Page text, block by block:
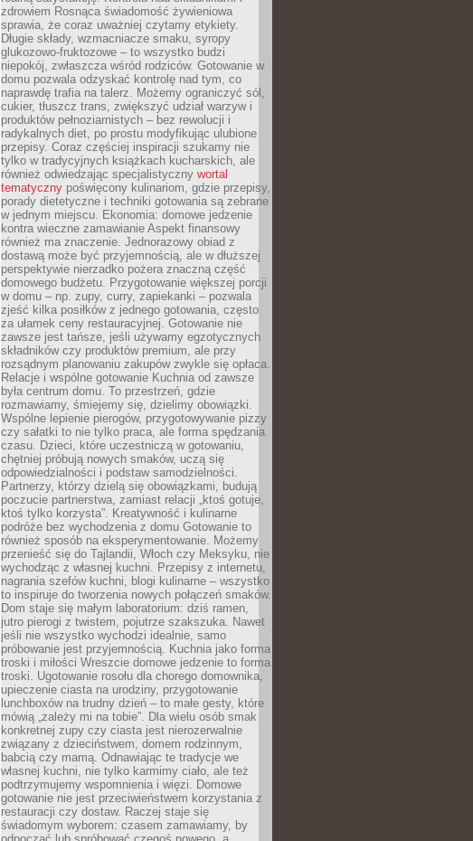
zdrowiem Rosnąca świadomość żywieniowa
sprawia, że coraz uważniej czytamy etykiety.
Długie składy, wzmacniacze smaku, syropy
glukozowo-fruktozowe – to wszystko budzi
niepokój, zwłaszcza wśród rodziców. Gotowanie w
domu pozwala odzyskać kontrolę nad tym, co
naprawdę trafia na talerz. Możemy ograniczyć sól,
cukier, tłuszcz trans, zwiększyć udział warzyw i
produktów pełnoziarnistych – bez rewolucji i
radykalnych diet, po prostu modyfikując ulubione
przepisy. Coraz częściej inspiracji szukamy nie
tylko w tradycyjnych książkach kucharskich, ale
również odwiedzając specjalistyczny wortal
tematyczny poświęcony kulinariom, gdzie przepisy,
porady dietetyczne i techniki gotowania są zebrane
w jednym miejscu. Ekonomia: domowe jedzenie
kontra wieczne zamawianie Aspekt finansowy
również ma znaczenie. Jednorazowy obiad z
dostawą może być przyjemnością, ale w dłuższej
perspektywie nierzadko pożera znaczną część
domowego budżetu. Przygotowanie większej porcji
w domu – np. zupy, curry, zapiekanki – pozwala
zjeść kilka posiłków z jednego gotowania, często
za ułamek ceny restauracyjnej. Gotowanie nie
zawsze jest tańsze, jeśli używamy egzotycznych
składników czy produktów premium, ale przy
rozsądnym planowaniu zakupów zwykle się opłaca.
Relacje i wspólne gotowanie Kuchnia od zawsze
była centrum domu. To przestrzeń, gdzie
rozmawiamy, śmiejemy się, dzielimy obowiązki.
Wspólne lepienie pierogów, przygotowywanie pizzy
czy sałatki to nie tylko praca, ale forma spędzania
czasu. Dzieci, które uczestniczą w gotowaniu,
chętniej próbują nowych smaków, uczą się
odpowiedzialności i podstaw samodzielności.
Partnerzy, którzy dzielą się obowiązkami, budują
poczucie partnerstwa, zamiast relacji „ktoś gotuje,
ktoś tylko korzysta”. Kreatywność i kulinarne
podróże bez wychodzenia z domu Gotowanie to
również sposób na eksperymentowanie. Możemy
przenieść się do Tajlandii, Włoch czy Meksyku, nie
wychodząc z własnej kuchni. Przepisy z internetu,
nagrania szefów kuchni, blogi kulinarne – wszystko
to inspiruje do tworzenia nowych połączeń smaków.
Dom staje się małym laboratorium: dziś ramen,
jutro pierogi z twistem, pojutrze szakszuka. Nawet
jeśli nie wszystko wychodzi idealnie, samo
próbowanie jest przyjemnością. Kuchnia jako forma
troski i miłości Wreszcie domowe jedzenie to forma
troski. Ugotowanie rosołu dla chorego domownika,
upieczenie ciasta na urodziny, przygotowanie
lunchboxów na trudny dzień – to małe gesty, które
mówią „zależy mi na tobie”. Dla wielu osób smak
konkretnej zupy czy ciasta jest nierozerwalnie
związany z dzieciństwem, domem rodzinnym,
babcią czy mamą. Odnawiając te tradycje we
własnej kuchni, nie tylko karmimy ciało, ale też
podtrzymujemy wspomnienia i więzi. Domowe
gotowanie nie jest przeciwieństwem korzystania z
restauracji czy dostaw. Raczej staje się
świadomym wyborem: czasem zamawiamy, by